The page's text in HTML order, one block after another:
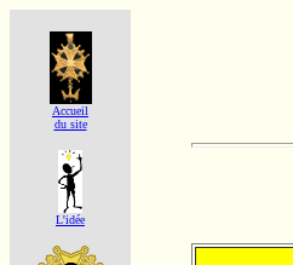
Accueil
du site
L'idée